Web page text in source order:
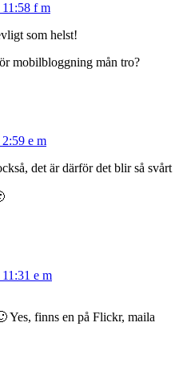
f m
som helst!
mobilbloggning mån tro?
e m
det är därför det blir så svårt
e m
Yes, finns en på Flickr, maila